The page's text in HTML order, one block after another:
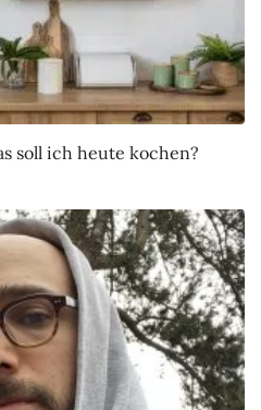
soll ich heute kochen?